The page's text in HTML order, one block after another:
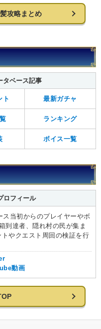
攻略まとめ
タベース記事
ト 最新ガチャ
ランキング
ボイス一覧
ロフィール
ス当初からのプレイヤーやボ
到達者、隠れ村の民が集ま
やクエスト周回の検証を行
動画